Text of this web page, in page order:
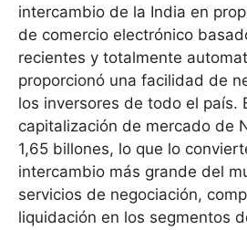
intercambio de la India en
de comercio electrónico
recientes y totalmente
proporcionó una facilidad de
los inversores de todo el país.
capitalización de mercado de
1,65 billones, lo que lo
intercambio más grande del
servicios de negociación,
liquidación en los segmentos